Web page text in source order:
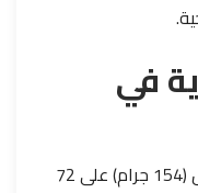
في
تحتوي ثمرة متوسطة الحجم من البرتقال (154 جرام) على 72